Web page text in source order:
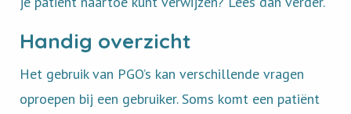
Handig overzicht
Het gebruik van PGO’s kan verschillende vragen
oproepen bij een gebruiker. Soms komt een patiënt